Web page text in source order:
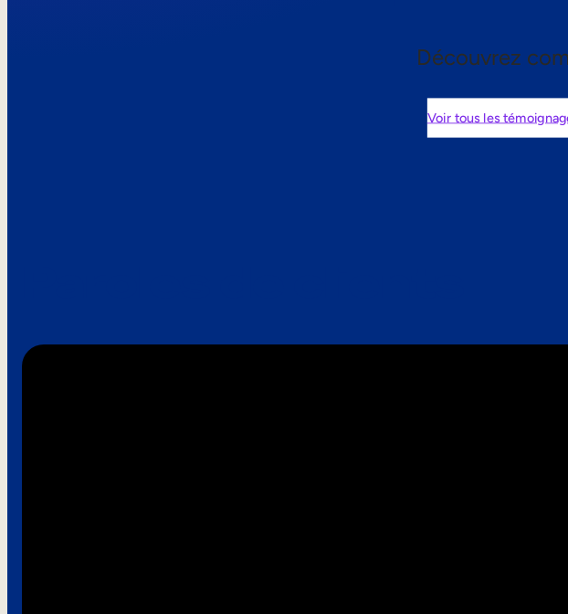
Découvrez
Voir tous les